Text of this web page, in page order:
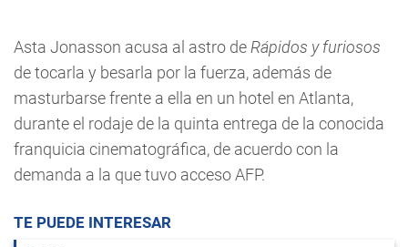
Asta Jonasson acusa al astro deRápidos y furiosos
de tocarla y besarla por la fuerza, además de
masturbarse frente a ella en un hotel en Atlanta,
durante el rodaje de la quinta entrega de la conocida
franquicia cinematográfica, de acuerdo con la
demanda a la que tuvo acceso AFP.
TE PUEDE INTERESAR